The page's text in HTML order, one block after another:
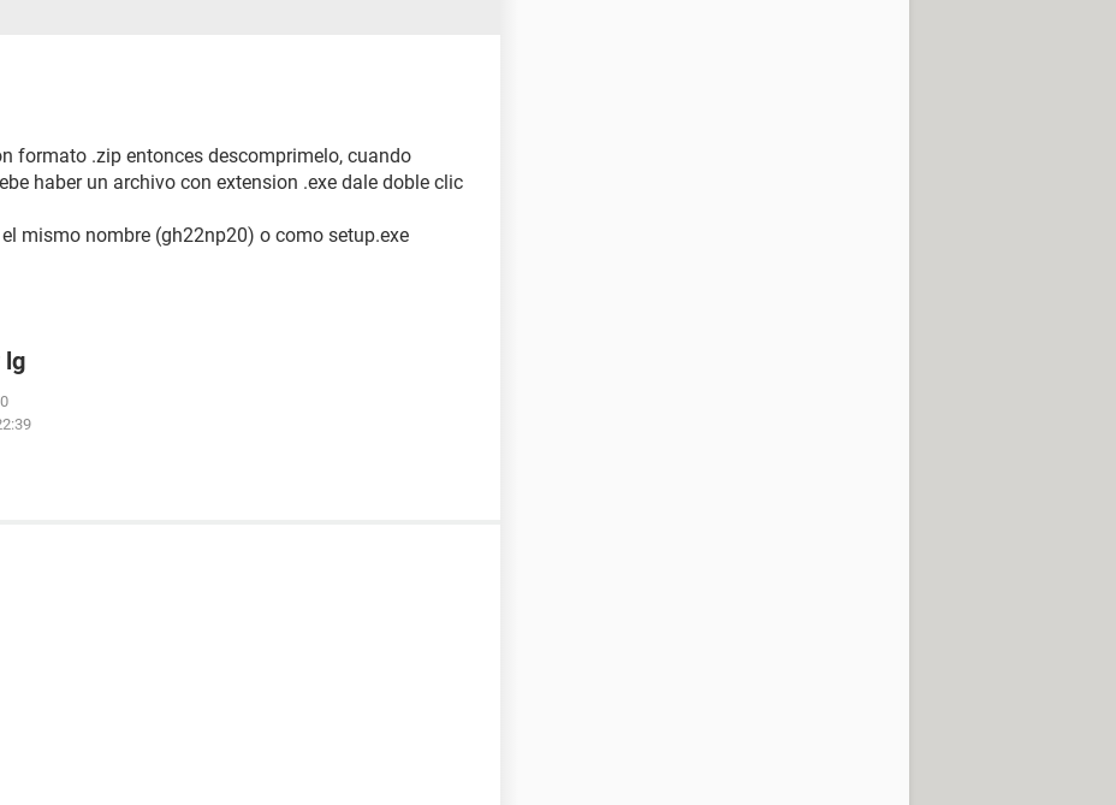
formato .zip entonces descomprimelo, cuando
haber un archivo con extension .exe dale doble clic
mismo nombre (gh22np20) o como setup.exe
lg